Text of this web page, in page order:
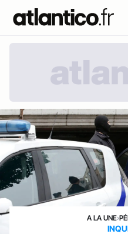
A LA UNE›